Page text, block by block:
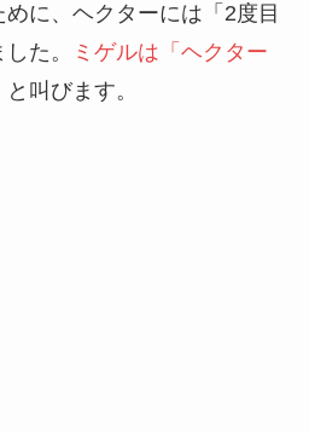
に、ヘクターには「2度目
た。
ミゲルは「ヘクター
と叫びます。